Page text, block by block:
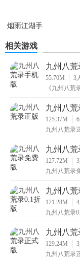
最原汁原味的国风
深度养成：
庞大的数值系统，
凡响
打造完整而有逻辑
全天候野外boss，等
【九州八荒录游戏
2、丰富的副本秘境
烟雨江湖手
相关游戏
九州八荒
55.70M 3
《九州八荒
九州八荒
125.37M 6
九州八荒录
九州八荒
127.72M 3
九州八荒录
九州八荒
121.28M 4
九州八荒录
九州八荒
129.24M 3
九州八荒录